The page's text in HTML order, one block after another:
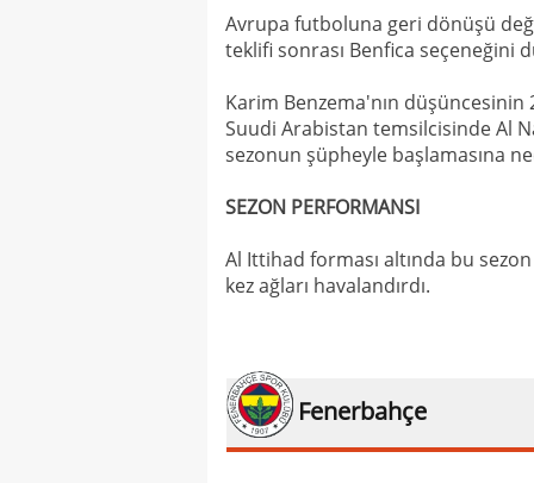
Avrupa futboluna geri dönüşü
teklifi sonrası Benfica seçeneğini
Karim Benzema'nın
Suudi Arabistan temsilcisinde Al
sezonun şüpheyle başlamasına
SEZON PERFORMANSI
Al Ittihad forması altında bu
kez ağları havalandırdı.
Fenerbahçe